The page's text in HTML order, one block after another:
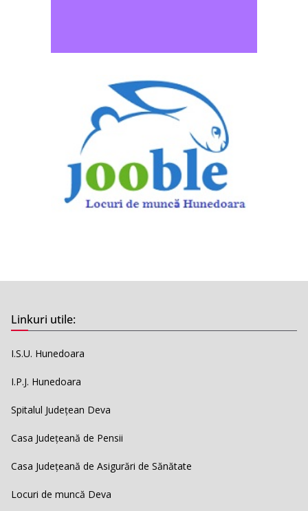
Linkuri utile:
I.S.U. Hunedoara
I.P.J. Hunedoara
Spitalul Județean Deva
Casa Județeană de Pensii
Casa Județeană de Asigurări de Sănătate
Locuri de muncă Deva